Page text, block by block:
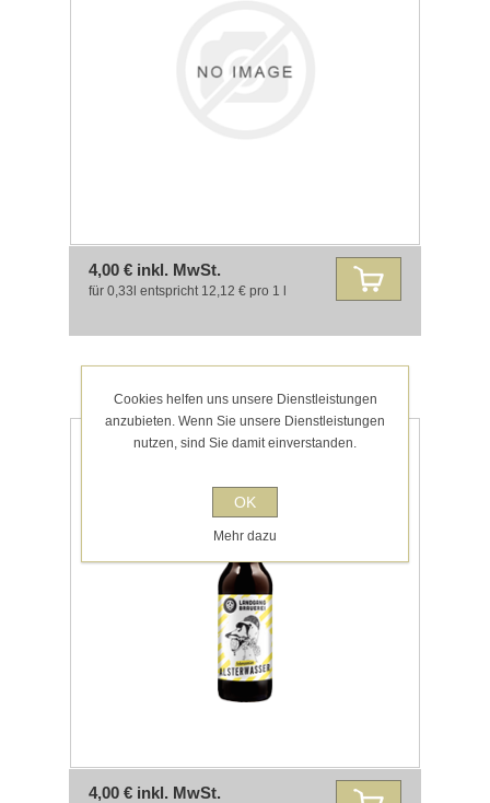
4,00 € inkl. MwSt.
für 0,33l entspricht 12,12 € pro 1 l
BIER PILS 4,9 %VOL - LANDGANG
BRAUEREI 0,33L
4,00 € inkl. MwSt.
Cookies helfen uns unsere Dienstleistungen
anzubieten. Wenn Sie unsere Dienstleistungen
nutzen, sind Sie damit einverstanden.
OK
Mehr dazu